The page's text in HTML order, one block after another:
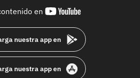
en
youtube-
nuestra app en
nuestra app en